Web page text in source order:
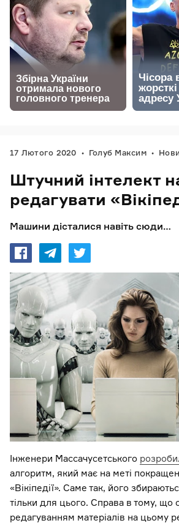
17 Лютого 2020 Голуб Максим
Штучний інтелект
редагувати
Машини дісталися навіть сюди…
Інженери Массачусетського
алгоритм, який має на меті
«Вікіпедії». Саме так, його
тільки для цього. Справа в тому, що
редагуванням матеріалів на цьому